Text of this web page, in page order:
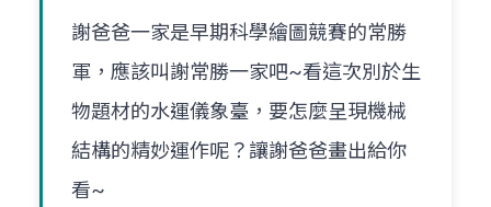
謝爸爸一家是早期科學繪圖競賽的常勝
軍，應該叫謝常勝一家吧~看這次別於生
物題材的水運儀象臺，要怎麼呈現機械
結構的精妙運作呢？讓謝爸爸畫出給你
看~